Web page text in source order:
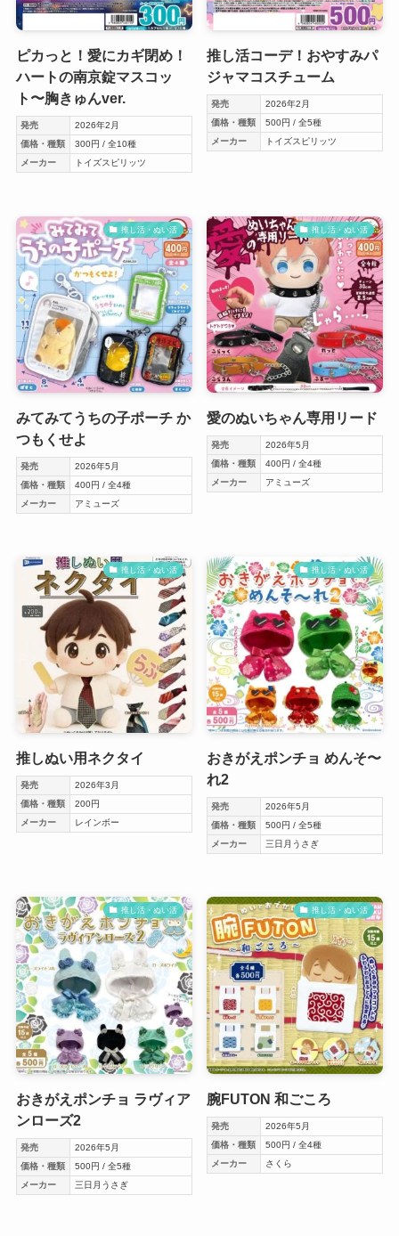
ピカっと！愛にカギ閉め！
ハートの南京錠マスコッ
ト〜胸きゅんver.
発売
2026年2月
価格・種類
300円 / 全10種
メーカー
トイズスピリッツ
推し活コーデ！おやすみパ
ジャマコスチューム
発売
2026年2月
価格・種類
500円 / 全5種
メーカー
トイズスピリッツ
推し活・ぬい活
みてみてうちの子ポーチ か
つもくせよ
発売
2026年5月
価格・種類
400円 / 全4種
メーカー
アミューズ
推し活・ぬい活
愛のぬいちゃん専用リード
発売
2026年5月
価格・種類
400円 / 全4種
メーカー
アミューズ
推し活・ぬい活
推しぬい用ネクタイ
発売
2026年3月
価格・種類
200円
メーカー
レインボー
推し活・ぬい活
おきがえポンチョ めんそ〜
れ2
発売
2026年5月
価格・種類
500円 / 全5種
メーカー
三日月うさぎ
推し活・ぬい活
おきがえポンチョ ラヴィア
ンローズ2
発売
2026年5月
価格・種類
500円 / 全5種
メーカー
三日月うさぎ
推し活・ぬい活
腕FUTON 和ごころ
発売
2026年5月
価格・種類
500円 / 全4種
メーカー
さくら